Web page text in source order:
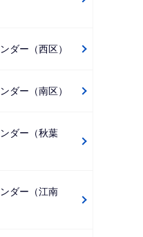
ダー（西区）
ダー（南区）
ダー（秋葉
ダー（江南